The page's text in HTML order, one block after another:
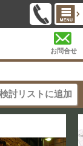
お問合せ
検討リストに追加